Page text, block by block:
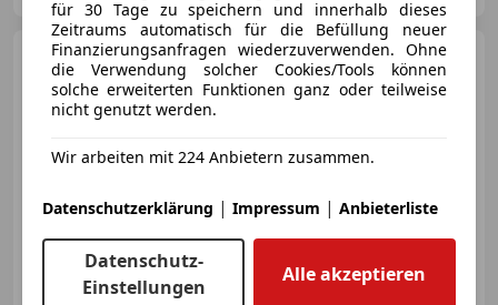
Mazda CX-52.5 G 141
Centre-Line AWD
für 30 Tage zu speichern und innerhalb dieses
Zeitraums automatisch für die Befüllung neuer
Finanzierungsanfragen wiederzuverwenden. Ohne
die Verwendung solcher Cookies/Tools können
solche erweiterten Funktionen ganz oder teilweise
nicht genutzt werden.
Wir arbeiten mit 224 Anbietern zusammen.
Datenschutzerklärung | Impressum | Anbieterliste
Datenschutz-
Einstellungen
Alle akzeptieren